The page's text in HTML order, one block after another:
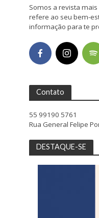
Somos a revista
refere ao seu bem-
informação para te
Contato
55 99190 5761
Rua General Felipe
DESTAQUE-SE